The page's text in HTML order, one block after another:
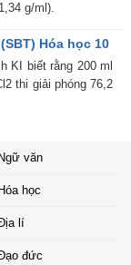
g/ml).
Hóa học 10
KI biết rằng 200 ml
thi giải phóng 76,2
Ngữ văn
Hóa học
lí
đức